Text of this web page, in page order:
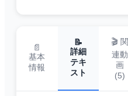
📄
基本
情報
📝
詳細
テキ
スト
🎬 関
連動
画
(5)